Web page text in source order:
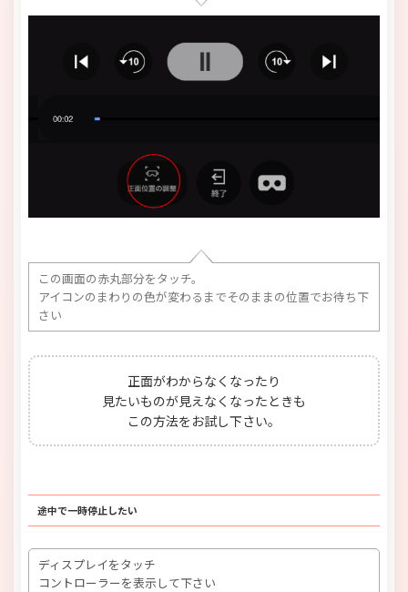
この画面の赤丸部分をタッチ。
アイコンのまわりの色が変わるまでそのままの位置でお待ち下
さい
正面がわからなくなったり
見たいものが見えなくなったときも
この方法をお試し下さい。
途中で一時停止したい
ディスプレイをタッチ
コントローラーを表示して下さい